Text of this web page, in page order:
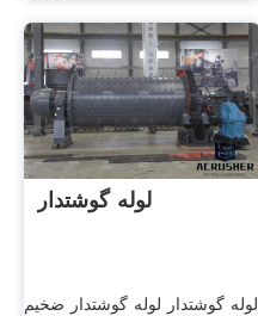
لوله گوشتدار
لوله گوشتدار لوله گوشتدار ضخیم